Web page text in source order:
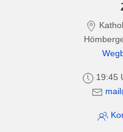
19:45